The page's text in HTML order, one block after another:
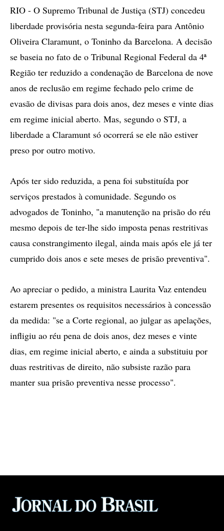
RIO - O Supremo Tribunal de Justiça (STJ) concedeu
liberdade provisória nesta segunda-feira para Antônio
Oliveira Claramunt, o Toninho da Barcelona. A decisão
se baseia no fato de o Tribunal Regional Federal da 4ª
Região ter reduzido a condenação de Barcelona de nove
anos de reclusão em regime fechado pelo crime de
evasão de divisas para dois anos, dez meses e vinte dias
em regime inicial aberto. Mas, segundo o STJ, a
liberdade a Claramunt só ocorrerá se ele não estiver
preso por outro motivo.
Após ter sido reduzida, a pena foi substituída por
serviços prestados à comunidade. Segundo os
advogados de Toninho, "a manutenção na prisão do réu
mesmo depois de ter-lhe sido imposta penas restritivas
causa constrangimento ilegal, ainda mais após ele já ter
cumprido dois anos e sete meses de prisão preventiva".
Ao apreciar o pedido, a ministra Laurita Vaz entendeu
estarem presentes os requisitos necessários à concessão
da medida: "se a Corte regional, ao julgar as apelações,
infligiu ao réu pena de dois anos, dez meses e vinte
dias, em regime inicial aberto, e ainda a substituiu por
duas restritivas de direito, não subsiste razão para
manter sua prisão preventiva nesse processo".